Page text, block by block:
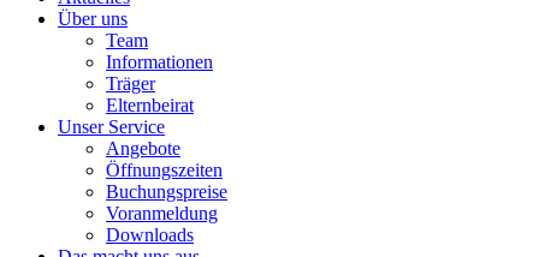
Über uns
Team
Informationen
Träger
Elternbeirat
Unser Service
Angebote
Öffnungszeiten
Buchungspreise
Voranmeldung
Downloads